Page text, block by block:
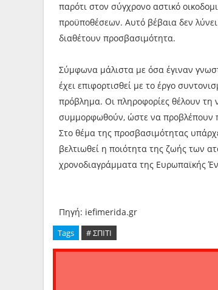
παρότι στον σύγχρονο αστικό
προϋποθέσεων. Αυτό βέβαια δεν
διαθέτουν προσβασιμότητα.
Σύμφωνα μάλιστα με όσα έγιναν
έχει επιφορτισθεί με το έργο
πρόβλημα. Οι πληροφορίες θέλουν τη
συμμορφωθούν, ώστε να προβλέπουν
Στο θέμα της προσβασιμότητας
βελτιωθεί η ποιότητα της ζωής των
χρονοδιαγράμματα της Ευρωπαϊκής
Πηγή: iefimerida.gr
Tags # ΣΠΙΤΙ